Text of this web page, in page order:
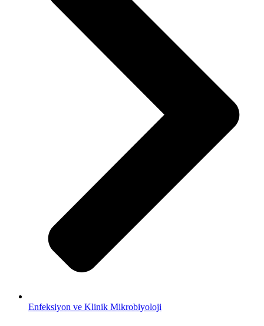
Enfeksiyon ve Klinik Mikrobiyoloji